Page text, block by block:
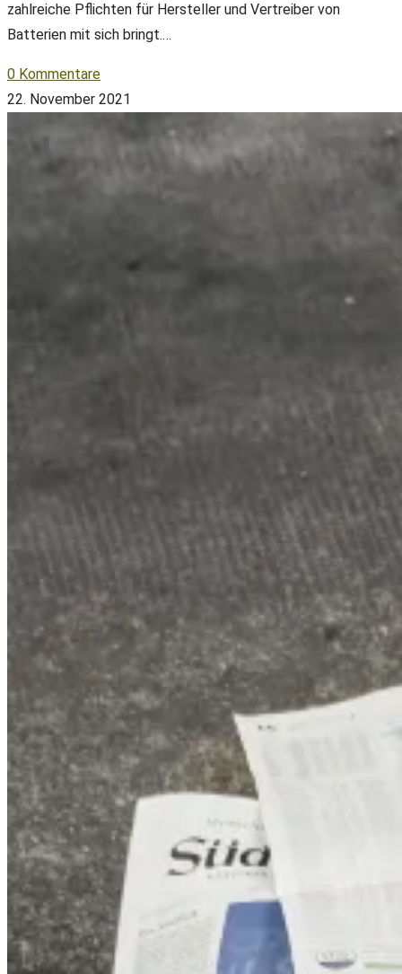
zahlreiche Pflichten für Hersteller und Vertreiber von
Batterien mit sich bringt.…
0 Kommentare
22. November 2021